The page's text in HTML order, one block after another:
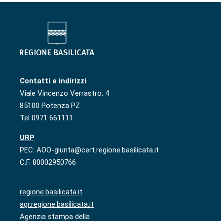
Contatti e indirizzi
Viale Vincenzo Verrastro, 4
85100 Potenza PZ
Tel 0971 661111
URP
PEC: AOO-giunta@cert.regione.basilicata.it
C.F. 80002950766
regione.basilicata.it
agr.regione.basilicata.it
Agenzia stampa della